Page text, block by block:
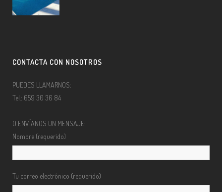
CONTACTA CON NOSOTROS
PUEDES LLAMARNOS:
Tel.: 659 30 36 84
O ENVÍANOS UN MENSAJE:
Nombre (requerido)
Tu correo electrónico (requerido)